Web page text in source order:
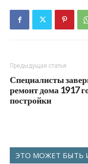
Предыдущая статья
Специалисты
ремонт дома 1917
постройки
ЭТО МОЖЕТ БЫТЬ